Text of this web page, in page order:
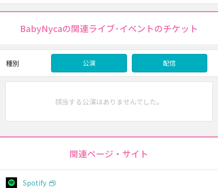
BabyNycaの関連ライブ･イベントのチケット
種別 公演 配信
該当する公演はありませんでした。
関連ページ・サイト
Spotify